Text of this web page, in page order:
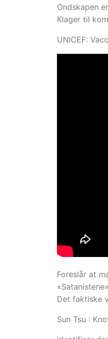
Ondskapen
Klager til
UNICEF:
Foreslår at
Det faktiske
Sun Tsu :